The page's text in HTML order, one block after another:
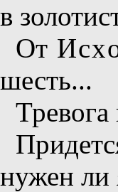
в
От
шесть...
нужен ли